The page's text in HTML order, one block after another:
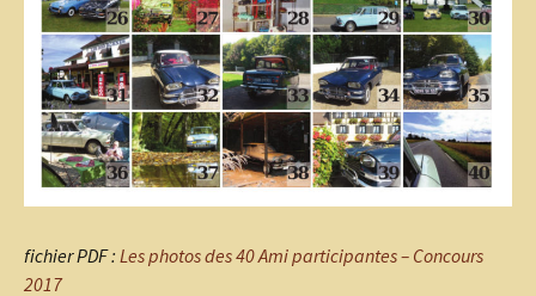
fichier PDF : Les photos des 40 Ami participantes – Concours
2017